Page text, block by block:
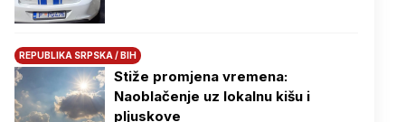
REPUBLIKA SRPSKA / BIH
Stiže promjena vremena:
Naoblačenje uz lokalnu kišu i
pljuskove